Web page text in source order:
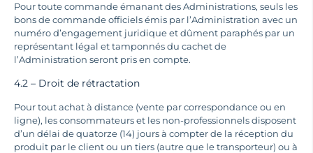
Pour toute commande émanant des Administrations, seuls les
bons de commande officiels émis par l’Administration avec un
numéro d’engagement juridique et dûment paraphés par un
représentant légal et tamponnés du cachet de
l’Administration seront pris en compte.
4.2 – Droit de rétractation
Pour tout achat à distance (vente par correspondance ou en
ligne), les consommateurs et les non-professionnels disposent
d’un délai de quatorze (14) jours à compter de la réception du
produit par le client ou un tiers (autre que le transporteur) ou à